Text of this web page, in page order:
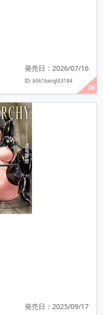
26
発売日：2026/07/16
ID: b061bangl03184
発売日：2025/09/17